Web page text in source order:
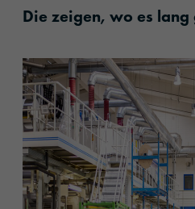
Die zeigen, wo es lang
content.read_more